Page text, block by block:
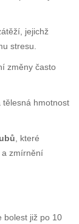
jejichž
stresu.
změny často
tělesná hmotnost
, které
a zmírnění
bolest již po 10